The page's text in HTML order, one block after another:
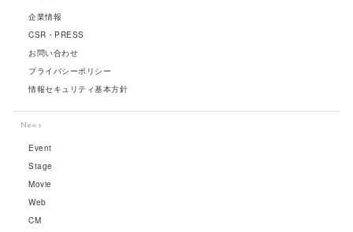
企業情報
CSR・PRESS
お問い合わせ
プライバシーポリシー
情報セキュリティ基本方針
News
Event
Stage
Movie
Web
CM